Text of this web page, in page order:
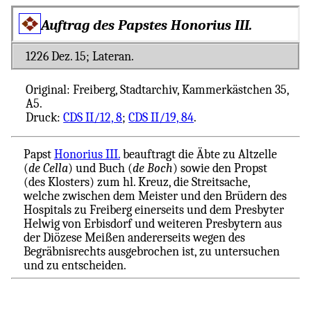
Auftrag des Papstes Honorius III.
1226 Dez. 15; Lateran.
Original: Freiberg, Stadtarchiv, Kammerkästchen 35,
A5.
Druck:CDS II/12, 8;CDS II/19, 84.
Papst Honorius III.beauftragt die Äbte zu Altzelle
(de Cella) und Buch (de Boch) sowie den Propst
(des Klosters) zum hl. Kreuz, die Streitsache,
welche zwischen dem Meister und den Brüdern des
Hospitals zu Freiberg einerseits und dem Presbyter
Helwig von Erbisdorf und weiteren Presbytern aus
der Diözese Meißen andererseits wegen des
Begräbnisrechts ausgebrochen ist, zu untersuchen
und zu entscheiden.